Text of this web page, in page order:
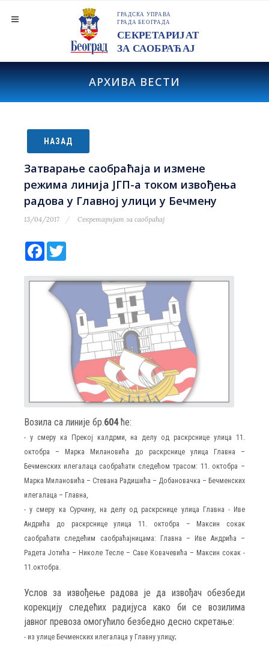
АРХИВА ВЕСТИ
НАЗАД
Затварање саобраћаја и измене
режима линија ЈГП-а током извођења
радова у Главној улици у Бечмену
13/04/2017 Секретаријат за саобраћај
Facebook
Возила са линије бр.604ће:
- у смеру ка Прекој калдрми, на делу од раскрснице улица 11.
октобра – Марка Милановића до раскрснице улица Главна –
Бечменских илегалаца саобраћати следећом трасом: 11. октобра –
Марка Милановића – Стевана Радишића – Добановачка – Бечменских
илегалаца – Главна,
-у смеру ка Сурчину, на делу од раскрснице улица Главна - Иве
Андрића до раскрснице улица 11. октобра – Максин сокак
саобраћати следећим саобраћајницама: Главна – Иве Андрића –
Радета Јотића – Николе Тесле – Саве Ковачевића – Максин сокак -
11.октобра.
Услов за извођење радова је да извођач обезбеди
корекцију следећих радијуса како би се возилима
јавног превоза омогућило безбедно десно скретање:
- из улице Бечменских илегалаца у Главну улицу;